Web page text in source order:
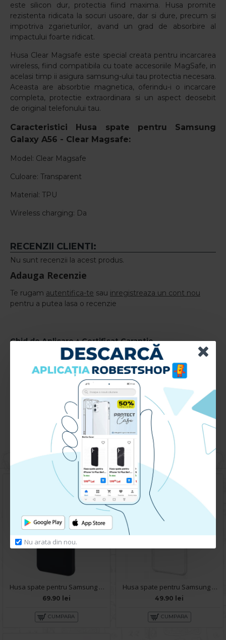
Nu arata din nou.
este silicon dur, protectia fiind maxima. Husa promite
rezistenta ridicata la socuri usoare, dar si dure, precum si
impotriva zgarieturilor, avand un grad de absorbire al
impactului foarte ridicat.
Husa Clear Magsafe este special creata pentru incarcarea
wireless, fiind compatibila cu toate accesoriile MagSafe, in
acelasi timp ii asigura samsung-ului tau protectia necesara.
Aceasta are absorbtie magnetica, oferindu-i o incarcare
completa, protectie extraordinara si un aspect deosebit
de original telefonului tau.
Caracteristici Husa spate pentru Samsung
Galaxy A56 - Clear Magsafe:
Model: Clear Magsafe
Culoare: Transparent
Material: TPU
Wireless charging: Da
RECENZII CLIENTI:
Nu sunt recenzii la acest produs.
Adauga Recenzie
Te rugam autentifica-te sau inregistreaza un cont nou
pentru a putea lasa o recenzie
Ghid de Aplicare + Certificat Garantie
Descarca
Ghid de Aplicare Huse + Certificat de Garantie
Huse pentru acelasi telefon
Husa spate pentru Samsung Galaxy A56 B-Silicon case - Negru
69.90 lei
CUMPARA
Husa spate pentru Samsung Galaxy A56 5G - Clear Case
49.90 lei
CUMPARA